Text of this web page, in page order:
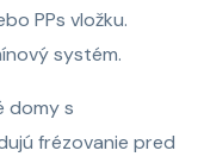
PPs vložku.
systém.
domy s
frézovanie pred